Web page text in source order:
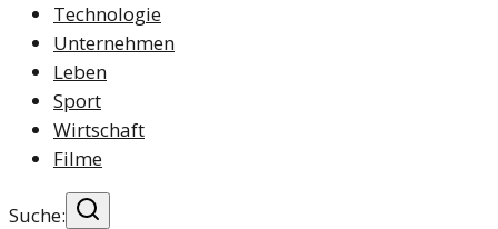
Technologie
Unternehmen
Leben
Sport
Wirtschaft
Filme
Suche: